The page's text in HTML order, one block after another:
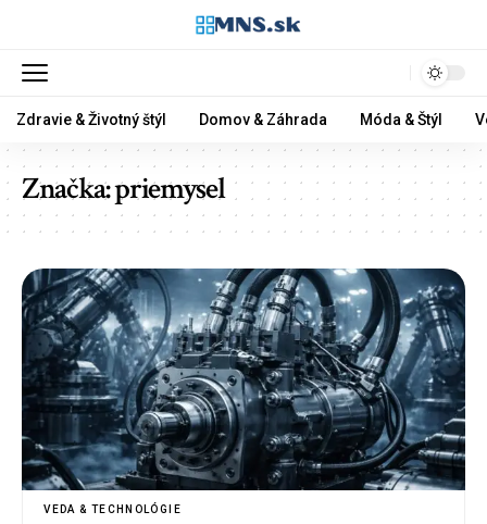
Zdravie & Životný štýl Domov & Záhrada Móda & Štýl
Značka:priemysel
VEDA & TECHNOLÓGIE